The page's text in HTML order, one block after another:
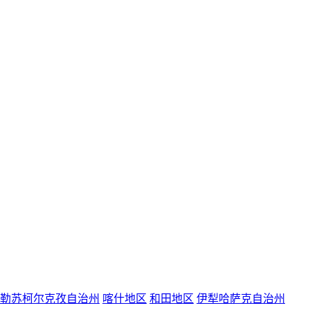
苏柯尔克孜自治州 喀什地区 和田地区 伊犁哈萨克自治州